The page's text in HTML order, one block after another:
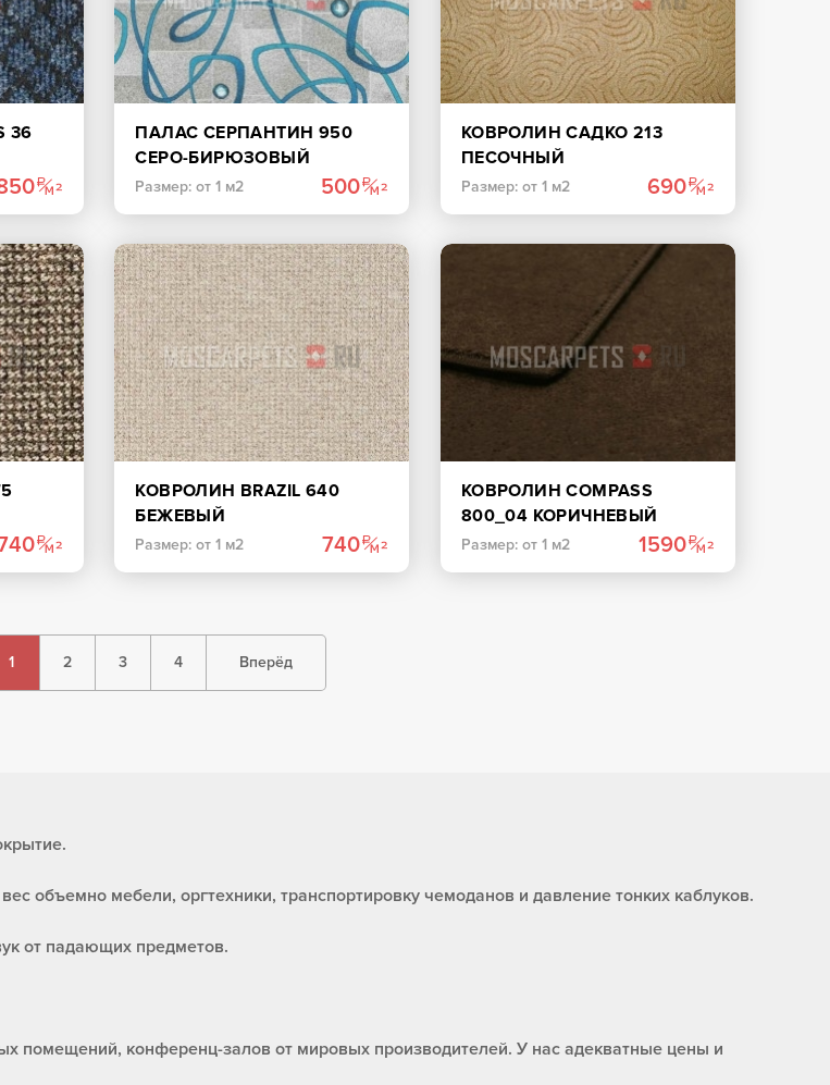
36
ПАЛАС СЕРПАНТИН 950
СЕРО-БИРЮЗОВЫЙ
Размер: от 1 м2 500
КОВРОЛИН САДКО 213
ПЕСОЧНЫЙ
Размер: от 1 м2 690
КОВРОЛИН BRAZIL 640
БЕЖЕВЫЙ
Размер: от 1 м2 740
КОВРОЛИН COMPASS
800_04 КОРИЧНЕВЫЙ
Размер: от 1 м2 1590
1 2 3 4 Вперёд
объемно мебели, оргтехники, транспортировку чемоданов и давление тонких каблуков.
от падающих предметов.
помещений, конференц-залов от мировых производителей. У нас адекватные цены и